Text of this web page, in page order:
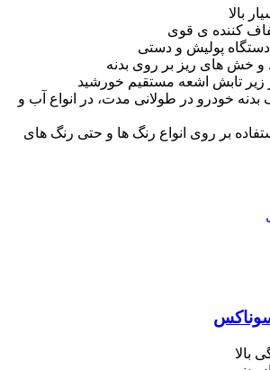
بالا
کننده ی قوی
دستگاه پولیش و دستی
و خش های ریز بر روی بدنه
زیر تابش اشعه مستقیم خورشید
خودرو در طولانی مدت، در انواع آب و
بر روی انواع رنگ ها و حتی رنگ های
بالا